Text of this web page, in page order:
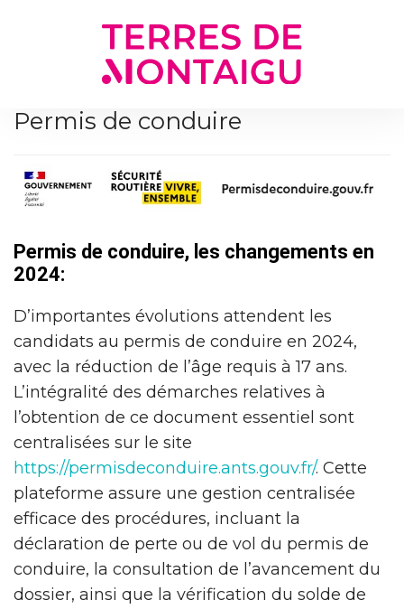
Permis de conduire
Permis de conduire, les changements en
2024:
D’importantes évolutions attendent les
candidats au permis de conduire en 2024,
avec la réduction de l’âge requis à 17 ans.
L’intégralité des démarches relatives à
l’obtention de ce document essentiel sont
centralisées sur le site
https://permisdeconduire.ants.gouv.fr/. Cette
plateforme assure une gestion centralisée
efficace des procédures, incluant la
déclaration de perte ou de vol du permis de
conduire, la consultation de l’avancement du
dossier, ainsi que la vérification du solde de